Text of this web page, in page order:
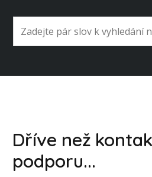
Dříve než
podporu...